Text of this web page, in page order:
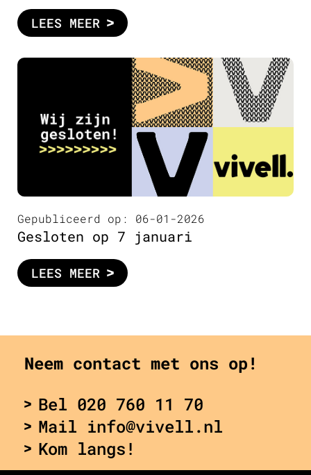
LEES MEER
Gepubliceerd op: 06-01-2026
Gesloten op 7 januari
LEES MEER
Neem contact met ons op!
Bel 020 760 11 70
Mail info@vivell.nl
Kom langs!